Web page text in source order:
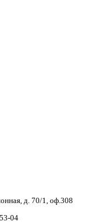
д. 70/1, оф.308
04